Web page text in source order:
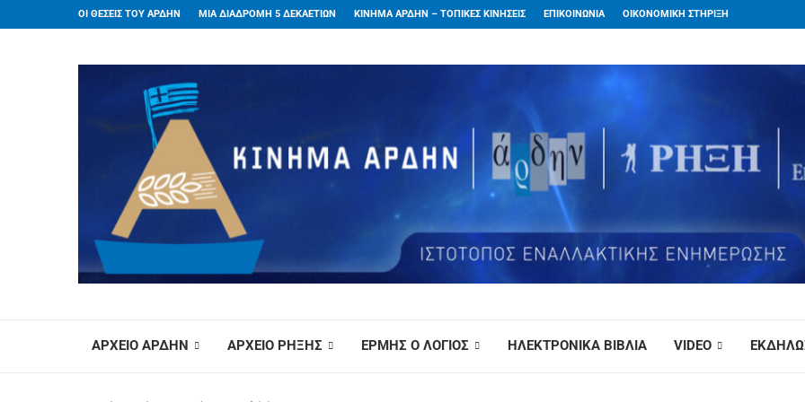
ΟΙ ΘΕΣΕΙΣ ΤΟΥ ΑΡΔΗΝ ΜΙΑ ΔΙΑΔΡΟΜΗ 5 ΔΕΚΑΕΤΙΩΝ ΚΙΝΗΜΑ ΑΡΔΗΝ – ΤΟΠΙΚΕΣ ΚΙΝΗΣΕΙΣ ΕΠΙΚΟΙΝΩΝΙΑ ΟΙΚΟΝΟΜΙΚΗ ΣΤΗΡΙΞΗ
ΑΡΧΕΙΟ ΑΡΔΗΝ ΑΡΧΕΙΟ ΡΗΞΗΣ ΕΡΜΗΣ Ο ΛΟΓΙΟΣ ΗΛΕΚΤΡΟΝΙΚΑ ΒΙΒΛΙΑ VIDEO